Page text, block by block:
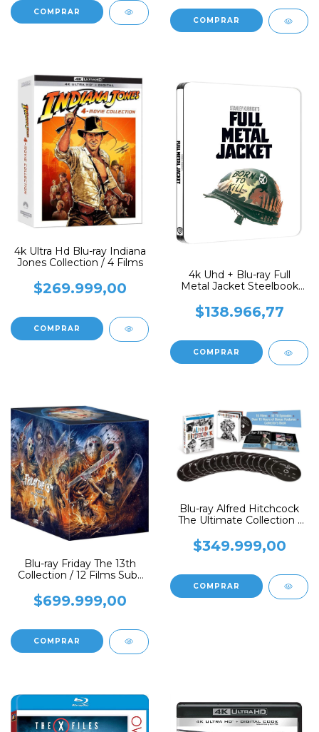
4k Ultra Hd Blu-ray Indiana
Jones Collection / 4 Films
$269.999,00
4k Uhd + Blu-ray Full
Metal Jacket Steelbook
$138.966,77
Blu-ray Friday The 13th
Collection / 12 Films Subt
$699.999,00
Blu-ray Alfred Hitchcock
The Ultimate Collection /
$349.999,00